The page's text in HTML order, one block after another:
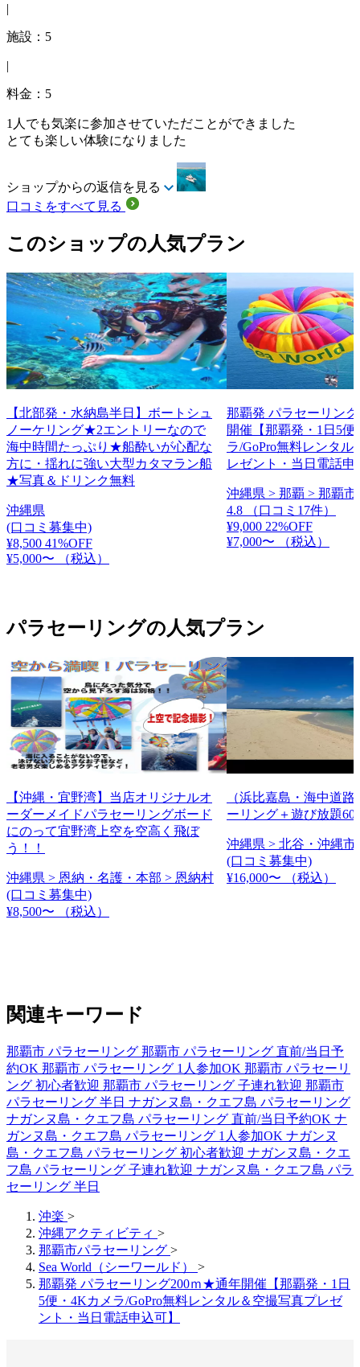
|
施設：5
|
料金：5
1人でも気楽に参加させていただことができました
とても楽しい体験になりました
ショップからの返信を見る
口コミをすべて見る
このショップの人気プラン
【北部発・水納島半日】ボートシュ
ノーケリング★2エントリーなので
海中時間たっぷり★船酔いが心配な
方に・揺れに強い大型カタマラン船
★写真＆ドリンク無料
沖縄県
(口コミ募集中)
¥8,500 41%OFF
¥5,000〜
（税込）
那覇発 パラセーリン
開催【那覇発・1日5便
ラ/GoPro無料レンタル
レゼント・当日電話申
沖縄県 > 那覇 > 那覇市
4.8
（口コミ17件）
¥9,000 22%OFF
¥7,000〜
（税込）
パラセーリングの人気プラン
【沖縄・宜野湾】当店オリジナルオ
ーダーメイドパラセーリングボード
にのって宜野湾上空を空高く飛ぼ
う！！
沖縄県 > 恩納・名護・本部 > 恩納村
(口コミ募集中)
¥8,500〜
（税込）
（浜比嘉島・海中道
ーリング＋遊び放題60
沖縄県 > 北谷・沖縄市
(口コミ募集中)
¥16,000〜
（税込）
関連キーワード
那覇市 パラセーリング 那覇市 パラセーリング 直前/当日予
約OK 那覇市 パラセーリング 1人参加OK 那覇市 パラセーリ
ング 初心者歓迎 那覇市 パラセーリング 子連れ歓迎 那覇市
パラセーリング 半日 ナガンヌ島・クエフ島 パラセーリング
ナガンヌ島・クエフ島 パラセーリング 直前/当日予約OK ナ
ガンヌ島・クエフ島 パラセーリング 1人参加OK ナガンヌ
島・クエフ島 パラセーリング 初心者歓迎 ナガンヌ島・クエ
フ島 パラセーリング 子連れ歓迎 ナガンヌ島・クエフ島 パラ
セーリング 半日
沖楽 >
沖縄アクティビティ >
那覇市パラセーリング >
Sea World（シーワールド） >
那覇発 パラセーリング200ｍ★通年開催【那覇発・1日
5便・4Kカメラ/GoPro無料レンタル＆空撮写真プレゼ
ント・当日電話申込可】